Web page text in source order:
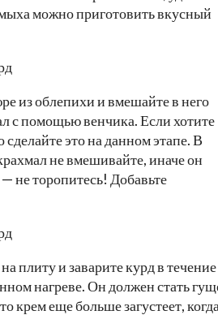
можно приготовить вкусный
из облепихи и вмешайте в него
с помощью венчика. Если хотите
сделайте это на данном этапе. В
не вмешивайте, иначе он
не торопитесь! Добавьте
плиту и заварите курд в течение
нагреве. Он должен стать
крем еще больше загустеет,